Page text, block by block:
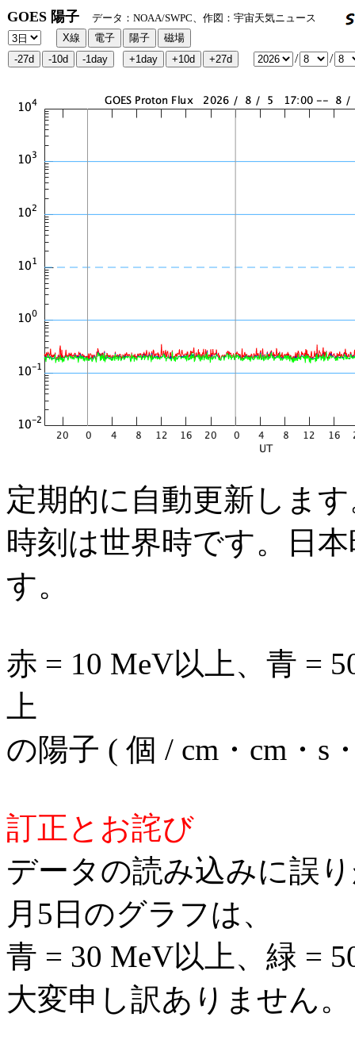
GOES 陽子 データ：NOAA/SWPC、作図：宇宙天気ニュース
/ /
定期的に自動更新しま
時刻は世界時です。日
す。
赤 = 10 MeV以上、青 =
上
の陽子 ( 個 / cm・cm・s
訂正とお詫び
データの読み込みに誤
月5日のグラフは、
青 = 30 MeV以上、緑 =
大変申し訳ありません。